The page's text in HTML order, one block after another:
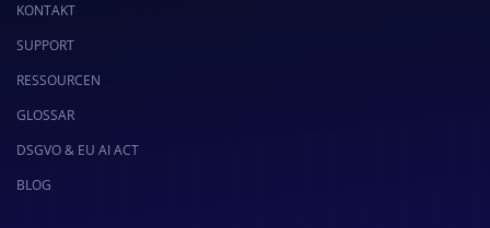
KONTAKT
SUPPORT
RESSOURCEN
GLOSSAR
DSGVO & EU AI ACT
BLOG